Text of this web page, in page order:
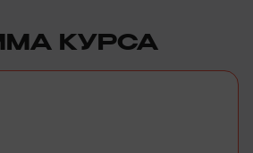
КУРСА